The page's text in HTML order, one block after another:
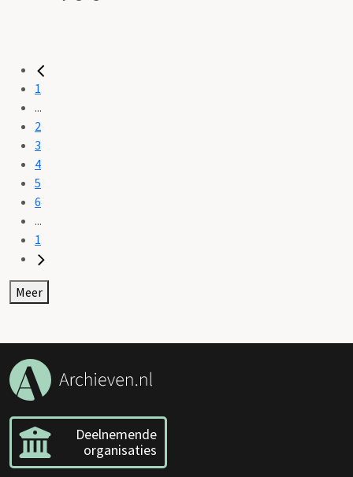
1
...
2
3
4
5
6
...
1
Meer
Deelnemende
organisaties